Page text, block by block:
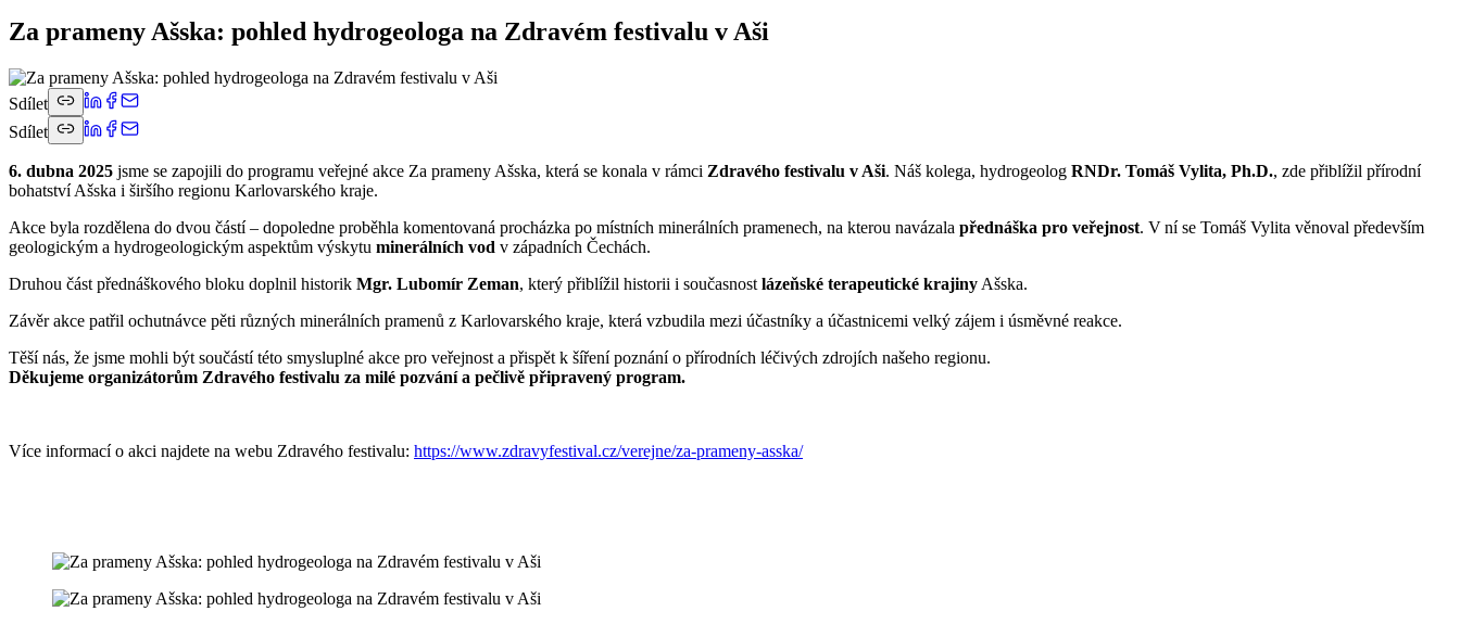
Za prameny Ašska: pohled hydrogeologa na Zdravém festivalu v Aši
Sdílet
Sdílet
6. dubna 2025 jsme se zapojili do programu veřejné akce Za prameny Ašska, která se konala v rámci Zdravého festivalu v Aši. Náš kolega, hydrogeolog RNDr. Tomáš Vylita, Ph.D., zde přiblížil přírodní
bohatství Ašska i širšího regionu Karlovarského kraje.
Akce byla rozdělena do dvou částí – dopoledne proběhla komentovaná procházka po místních minerálních pramenech, na kterou navázala přednáška pro veřejnost. V ní se Tomáš Vylita věnoval především
geologickým a hydrogeologickým aspektům výskytu minerálních vod v západních Čechách.
Druhou část přednáškového bloku doplnil historik Mgr. Lubomír Zeman, který přiblížil historii i současnost lázeňské terapeutické krajiny Ašska.
Závěr akce patřil ochutnávce pěti různých minerálních pramenů z Karlovarského kraje, která vzbudila mezi účastníky a účastnicemi velký zájem i úsměvné reakce.
Těší nás, že jsme mohli být součástí této smysluplné akce pro veřejnost a přispět k šíření poznání o přírodních léčivých zdrojích našeho regionu.
Děkujeme organizátorům Zdravého festivalu za milé pozvání a pečlivě připravený program.
Více informací o akci najdete na webu Zdravého festivalu: https://www.zdravyfestival.cz/verejne/za-prameny-asska/